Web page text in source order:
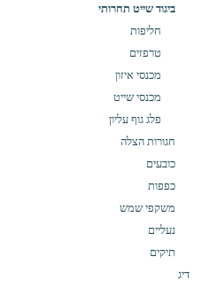
ביגוד שייט תחרותי
חליפות
טרפזים
מכנסי איזון
מכנסי שייט
פלג גוף עליון
חגורות הצלה
כובעים
כפפות
משקפי שמש
נעליים
תיקים
דיג